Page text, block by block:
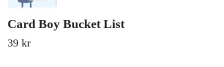
Card Boy Bucket List
39 kr